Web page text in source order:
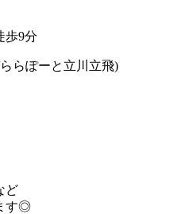
歩9分
らぽーと立川立飛)
ど
す◎